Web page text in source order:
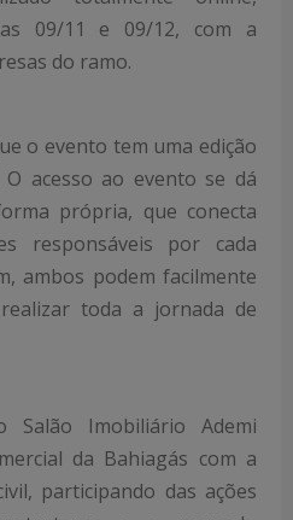
09/11 e 09/12, com a
do ramo.
o evento tem uma edição
acesso ao evento se dá
própria, que conecta
responsáveis por cada
ambos podem facilmente
toda a jornada de
Salão Imobiliário Ademi
da Bahiagás com a
participando das ações